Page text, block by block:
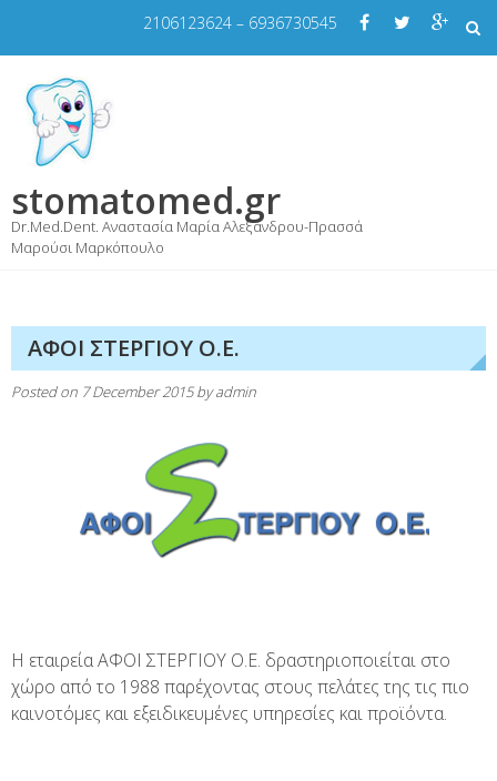
2106123624 – 6936730545
stomatomed.gr
Dr.Med.Dent. Αναστασία Μαρία Αλεξάνδρου-Πρασσά
Μαρούσι Μαρκόπουλο
ΑΦΟΙ ΣΤΕΡΓΙΟΥ Ο.Ε.
Posted on 7 December 2015byadmin
Η εταιρεία ΑΦΟΙ ΣΤΕΡΓΙΟΥ Ο.Ε. δραστηριοποιείται στο
χώρο από το 1988 παρέχοντας στους πελάτες της τις πιο
καινοτόμες και εξειδικευμένες υπηρεσίες και προϊόντα.